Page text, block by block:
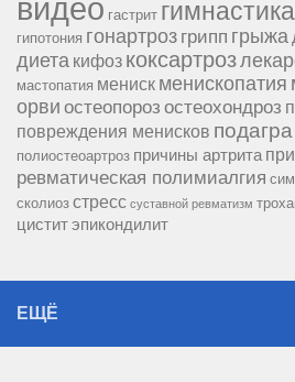
видео гастрит гимнастика
гипотония гонартроз грипп грыжа
диета кифоз коксартроз
мастопатия мениск менископатия
орви остеопороз остеохондроз
повреждения менисков подагра
полиостеоартроз причины артрита
ревматическая полимиалгия
сколиоз стресс суставной ревматизм
циститэпикондилит
ЕЩЁ